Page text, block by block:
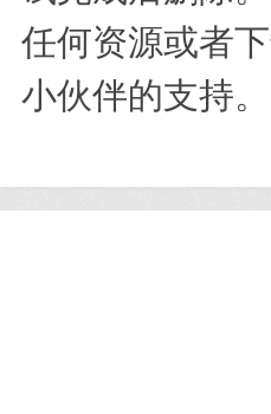
任何资源或者
小伙伴的支持。